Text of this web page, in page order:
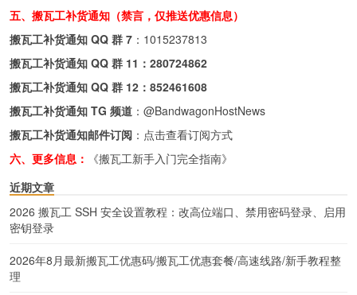
五、搬瓦工补货通知（禁言，仅推送优惠信息）
搬瓦工补货通知 QQ 群 7 ： 1015237813
搬瓦工补货通知 QQ 群 11： 280724862
搬瓦工补货通知 QQ 群 12： 852461608
搬瓦工补货通知 TG 频道 ： @BandwagonHostNews
搬瓦工补货通知邮件订阅 ： 点击查看订阅方式
六、更多信息：
《搬瓦工新手入门完全指南》
近期文章
2026 搬瓦工 SSH 安全设置教程：改高位端口、禁用密码登录、启用
密钥登录
2026年8月最新搬瓦工优惠码/搬瓦工优惠套餐/高速线路/新手教程整
理